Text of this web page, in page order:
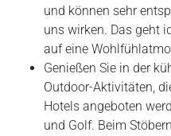
und können sehr
uns wirken. Das geht
auf eine
Genießen Sie in der
Outdoor-Aktivitäten,
Hotels angeboten
und Golf. Beim